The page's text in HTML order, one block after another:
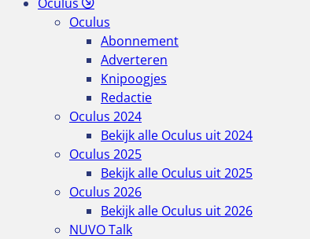
Oculus
Abonnement
Adverteren
Knipoogjes
Redactie
Oculus 2024
Bekijk alle Oculus uit 2024
Oculus 2025
Bekijk alle Oculus uit 2025
Oculus 2026
Bekijk alle Oculus uit 2026
NUVO Talk